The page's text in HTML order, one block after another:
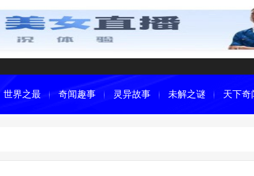
世界之最 奇闻趣事 灵异故事 未解之谜 天下奇